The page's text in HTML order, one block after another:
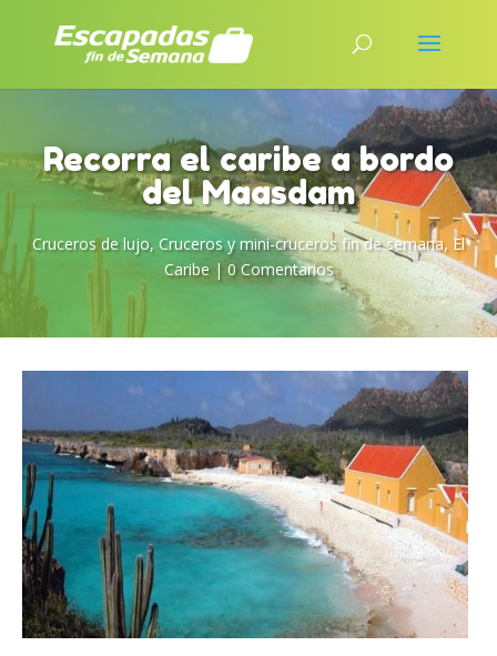
Recorra el caribe a bordo
del Maasdam
Cruceros de lujo, Cruceros y mini-cruceros fin de semana, El
Caribe| 0 Comentarios